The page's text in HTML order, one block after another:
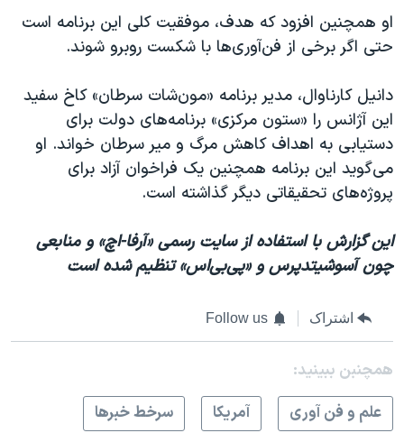
او همچنین افزود که هدف، موفقیت کلی این برنامه است
حتی اگر برخی از فن‌آوری‌ها با شکست روبرو شوند.
دانیل کارناوال، مدیر برنامه «مون‌شات سرطان» کاخ سفید
این آژانس را «ستون مرکزی» برنامه‌های دولت برای
دستیابی به اهداف کاهش مرگ و میر سرطان خواند. او
می‌گوید این برنامه همچنین یک فراخوان آزاد برای
پروژه‌های تحقیقاتی دیگر گذاشته است.
این گزارش با استفاده از سایت رسمی «آرفا-اچ» و منابعی
چون آسوشیتدپرس و «پی‌بی‌اس» تنظیم شده است
اشتراک Follow us
همچنبن ببینید:
علم و فن آوری
آمريکا سرخط خبرها